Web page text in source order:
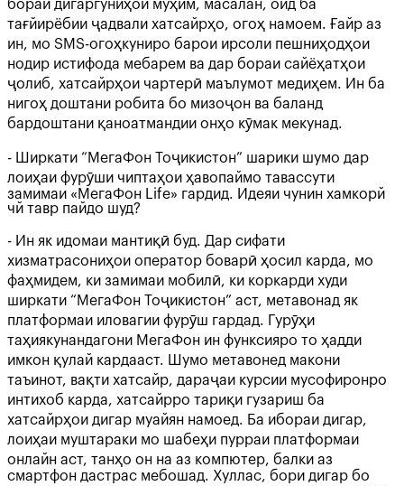
бораи дигаргуниҳои муҳим, масалан, оид ба
тағйирёбии ҷадвали хатсайрҳо, огоҳ намоем. Ғайр аз
ин, мо SMS-огоҳкуниро барои ирсоли пешниҳодҳои
нодир истифода мебарем ва дар бораи сайёҳатҳои
ҷолиб, хатсайрҳои чартерӣ маълумот медиҳем. Ин ба
нигоҳ доштани робита бо мизоҷон ва баланд
бардоштани қаноатмандии онҳо кӯмак мекунад.
- Ширкати “МегаФон Тоҷикистон” шарики шумо дар
лоиҳаи фурӯши чиптаҳои ҳавопаймо тавассути
замимаи «МегаФон Life» гардид. Идеяи чунин хамкорй
чй тавр пайдо шуд?
- Ин як идомаи мантиқӣ буд. Дар сифати
хизматрасониҳои оператор боварӣ ҳосил карда, мо
фаҳмидем, ки замимаи мобилӣ, ки коркарди худи
ширкати “МегаФон Тоҷикистон” аст, метавонад як
платформаи иловагии фурӯш гардад. Гурӯҳи
таҳиякунандагони МегаФон ин функсияро то ҳадди
имкон қулай кардааст. Шумо метавонед макони
таъинот, вақти хатсайр, дараҷаи курсии мусофиронро
интихоб карда, хатсайрро тариқи гузариш ба
хатсайрҳои дигар муайян намоед. Ба ибораи дигар,
лоиҳаи муштараки мо шабеҳи пурраи платформаи
онлайн аст, танҳо он на аз компютер, балки аз
смартфон дастрас мебошад. Хуллас, бори дигар бо